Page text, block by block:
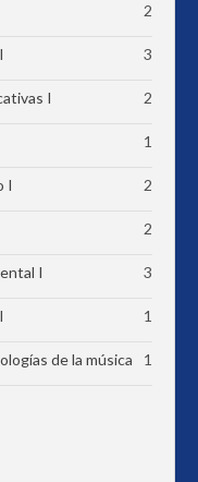
2
3
I 2
1
I 2
2
I 3
1
de la música 1